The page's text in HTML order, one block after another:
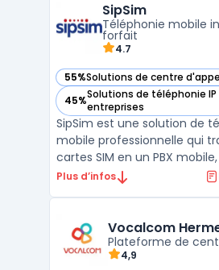
le cold calling à grande
permettant d’a ...
SipSim
Téléphonie mobile
forfait
4.7
55%Solutions de centre
— voir SipSim dans cette
45%Solutions de téléphonie IP
entreprises
— voir SipSim dans cette
SipSim est une solution de
mobile professionnelle qui
cartes SIM en un PBX
aux entreprises d'unifier
avancée avec les outils de
elle optimise la gestion des
Plus d’infos
Vocalcom
Plateforme de
4,9